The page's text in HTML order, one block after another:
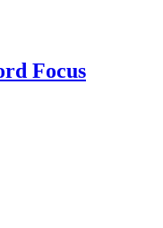
Focus